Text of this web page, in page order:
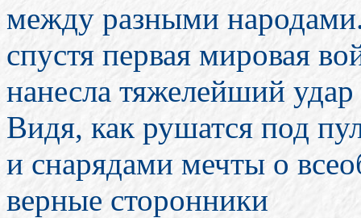
между разными
спустя первая мировая
нанесла тяжелейший
Видя, как рушатся под
и снарядами мечты о
верные сторонники